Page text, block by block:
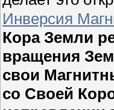
Инверсия
Кора Земли
вращения
свои
со Своей